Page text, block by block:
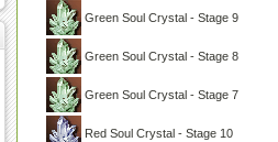
Green Soul Crystal - Stage 9
Green Soul Crystal - Stage 8
Green Soul Crystal - Stage 7
Red Soul Crystal - Stage 10